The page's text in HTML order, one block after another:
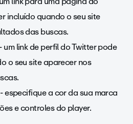
incluído quando o seu site
das buscas.
- um link de perfil do Twitter pode
o seu site aparecer nos
- especifique a cor da sua marca
e controles do player.